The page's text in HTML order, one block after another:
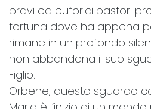
bravi ed euforici pastori
fortuna dove ha appena
rimane in un profondo
non abbandona il suo
Figlio.
Orbene, questo sguardo